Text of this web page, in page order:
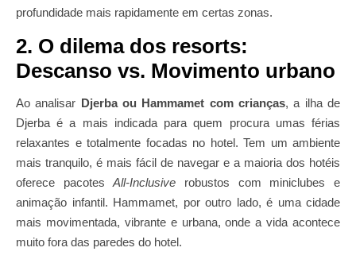
profundidade mais rapidamente em certas zonas.
2. O dilema dos resorts:
Descanso vs. Movimento urbano
Ao analisar Djerba ou Hammamet com crianças, a ilha de
Djerba é a mais indicada para quem procura umas férias
relaxantes e totalmente focadas no hotel. Tem um ambiente
mais tranquilo, é mais fácil de navegar e a maioria dos hotéis
oferece pacotesAll-Inclusive robustos com miniclubes e
animação infantil. Hammamet, por outro lado, é uma cidade
mais movimentada, vibrante e urbana, onde a vida acontece
muito fora das paredes do hotel.